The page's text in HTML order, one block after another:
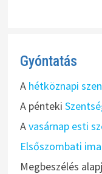
Gyóntatás
A hétköznapi
A pénteki
Avasárnap esti
Elsőszombati
Megbeszélés